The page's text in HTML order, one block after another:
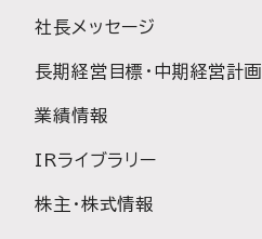
社長メッセージ
長期経営目標・中期経営計画
業績情報
IRライブラリー
株主・株式情報